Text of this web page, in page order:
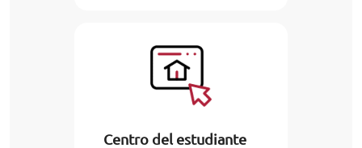
Centro del estudiante